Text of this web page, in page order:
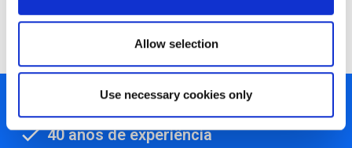
Allow selection
Use necessary cookies only
Compartilhe em
40 anos de experiência